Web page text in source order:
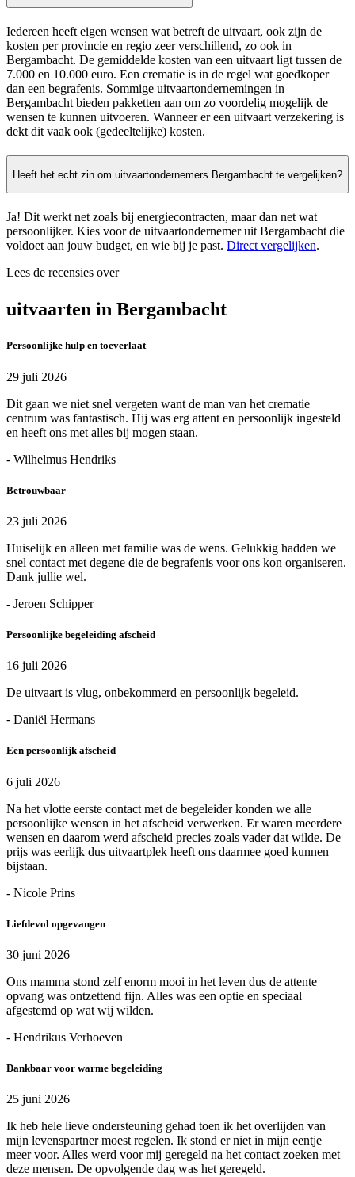
Iedereen heeft eigen wensen wat betreft de uitvaart, ook zijn de
kosten per provincie en regio zeer verschillend, zo ook in
Bergambacht. De gemiddelde kosten van een uitvaart ligt tussen de
7.000 en 10.000 euro. Een crematie is in de regel wat goedkoper
dan een begrafenis. Sommige uitvaartondernemingen in
Bergambacht bieden pakketten aan om zo voordelig mogelijk de
wensen te kunnen uitvoeren. Wanneer er een uitvaart verzekering is
dekt dit vaak ook (gedeeltelijke) kosten.
Heeft het echt zin om uitvaartondernemers Bergambacht te vergelijken?
Ja! Dit werkt net zoals bij energiecontracten, maar dan net wat
persoonlijker. Kies voor de uitvaartondernemer uit Bergambacht die
voldoet aan jouw budget, en wie bij je past. Direct vergelijken.
Lees de recensies over
uitvaarten in Bergambacht
Persoonlijke hulp en toeverlaat
29 juli 2026
Dit gaan we niet snel vergeten want de man van het crematie
centrum was fantastisch. Hij was erg attent en persoonlijk ingesteld
en heeft ons met alles bij mogen staan.
- Wilhelmus Hendriks
Betrouwbaar
23 juli 2026
Huiselijk en alleen met familie was de wens. Gelukkig hadden we
snel contact met degene die de begrafenis voor ons kon organiseren.
Dank jullie wel.
- Jeroen Schipper
Persoonlijke begeleiding afscheid
16 juli 2026
De uitvaart is vlug, onbekommerd en persoonlijk begeleid.
- Daniël Hermans
Een persoonlijk afscheid
6 juli 2026
Na het vlotte eerste contact met de begeleider konden we alle
persoonlijke wensen in het afscheid verwerken. Er waren meerdere
wensen en daarom werd afscheid precies zoals vader dat wilde. De
prijs was eerlijk dus uitvaartplek heeft ons daarmee goed kunnen
bijstaan.
- Nicole Prins
Liefdevol opgevangen
30 juni 2026
Ons mamma stond zelf enorm mooi in het leven dus de attente
opvang was ontzettend fijn. Alles was een optie en speciaal
afgestemd op wat wij wilden.
- Hendrikus Verhoeven
Dankbaar voor warme begeleiding
25 juni 2026
Ik heb hele lieve ondersteuning gehad toen ik het overlijden van
mijn levenspartner moest regelen. Ik stond er niet in mijn eentje
meer voor. Alles werd voor mij geregeld na het contact zoeken met
deze mensen. De opvolgende dag was het geregeld.